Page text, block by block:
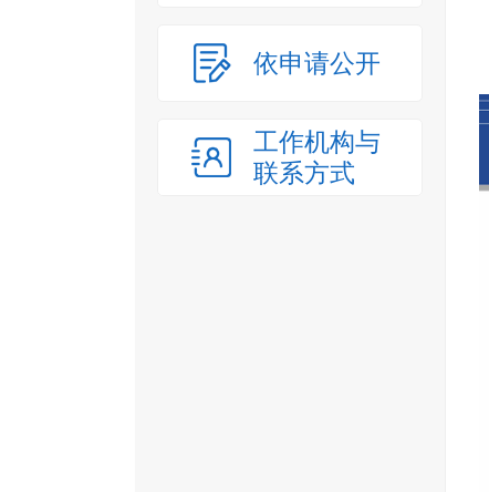
依申请公开
工作机构与
联系方式